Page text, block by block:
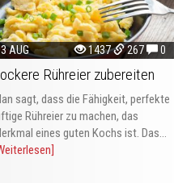
3 AUG 1437 267 0
Rühreier zubereiten
sagt, dass die Fähigkeit, perfekte
Rühreier zu machen, das
eines guten Kochs ist. Das...